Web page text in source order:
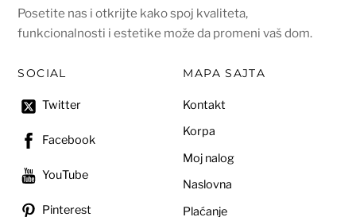
Posetite nas i otkrijte kako spoj kvaliteta,
funkcionalnosti i estetike može da promeni vaš dom.
SOCIAL
Twitter
Facebook
YouTube
Pinterest
MAPA SAJTA
Kontakt
Korpa
Moj nalog
Naslovna
Plaćanje